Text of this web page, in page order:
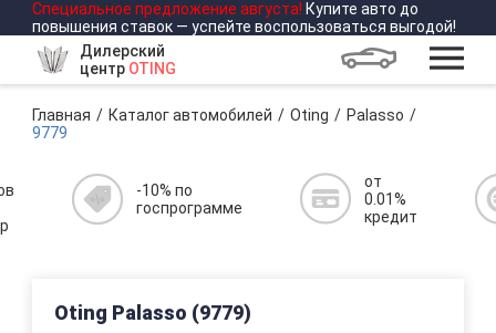
Специальное предложение августа! Купите авто до
повышения ставок — успейте воспользоваться выгодой!
Дилерский
центр OTING
Главная Каталог автомобилей Oting
Palasso
9779
-10% по
госпрограмме
от
0.01%
кредит
Oting Palasso (9779)